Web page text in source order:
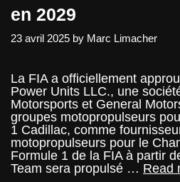
en 2029
23 avril 2025 by Marc Limacher
La FIA a officiellement
Power Units LLC., une
Motorsports et General
groupes motopropulseurs
1 Cadillac, comme
motopropulseurs pour le
Formule 1 de la FIA à partir
Team sera propulsé … Read